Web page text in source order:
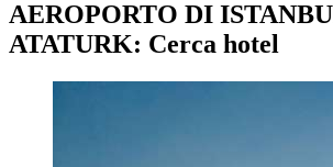
AEROPORTO DI
ATATURK: Cerca hotel